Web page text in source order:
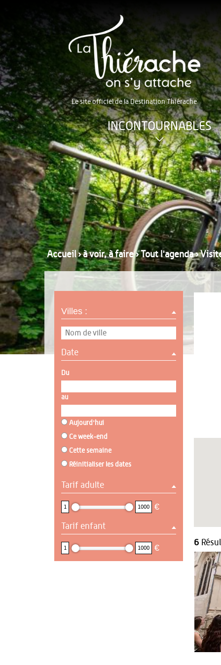
Le site officiel de la Destination Thiérache
INCONTOURNABLES
Accueil›à voir, à faire›Tout l'agenda›
Villes :
Date
Du
au
Aujourd'hui
Ce week-end
Cette semaine
Réinitialiser les dates
Tarif adulte
1 1000 €
Tarif enfant
1 1000 €
6